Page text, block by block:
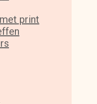
print